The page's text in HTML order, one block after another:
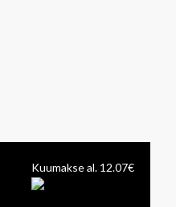
Kuumakse al. 12.07€